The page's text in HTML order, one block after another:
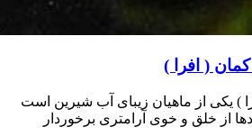
( افرا )
) یکی از ماهیان زیبای آب شیرین است
از خلق و خوی آرامتری برخوردار